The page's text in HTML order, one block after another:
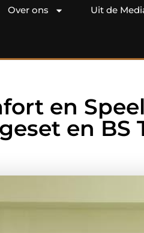
Over ons Uit de
en
en BS